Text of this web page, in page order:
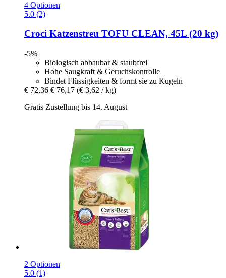
4 Optionen
5.0 (2)
Croci Katzenstreu TOFU CLEAN, 45L (20 kg)
-5%
Biologisch abbaubar & staubfrei
Hohe Saugkraft & Geruchskontrolle
Bindet Flüssigkeiten & formt sie zu Kugeln
€ 72,36 € 76,17 (€ 3,62 / kg)
Gratis Zustellung bis 14. August
2 Optionen
5.0 (1)